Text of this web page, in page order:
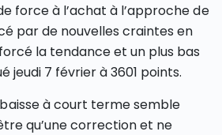
force à l’achat à l’approche de
par de nouvelles craintes en
la tendance et un plus bas
jeudi 7 février à 3601 points.
à court terme semble
qu’une correction et ne